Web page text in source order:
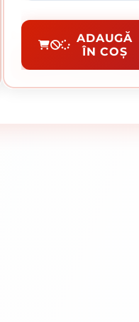
Teava RectangularaADAUGĂ
ÎN COȘ